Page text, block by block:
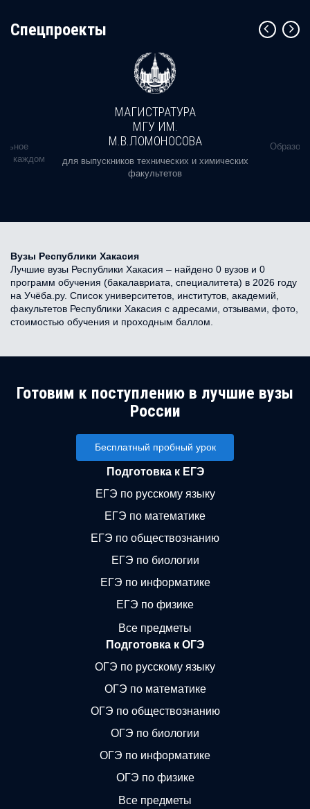
Cпецпроекты
в каждом
МАГИСТРАТУРА
МГУ ИМ.
М.В.ЛОМОНОСОВА
для выпускников технических и химических
факультетов
Вузы Республики Хакасия
Лучшие вузы Республики Хакасия – найдено 0 вузов и 0
программ обучения (бакалавриата, специалитета) в 2026 году
на Учёба.ру. Список университетов, институтов, академий,
факультетов Республики Хакасия с адресами, отзывами, фото,
стоимостью обучения и проходным баллом.
Готовим к поступлению в лучшие вузы
России
Бесплатный пробный урок
Подготовка к ЕГЭ
ЕГЭ по русскому языку
ЕГЭ по математике
ЕГЭ по обществознанию
ЕГЭ по биологии
ЕГЭ по информатике
ЕГЭ по физике
Все предметы
Подготовка к ОГЭ
ОГЭ по русскому языку
ОГЭ по математике
ОГЭ по обществознанию
ОГЭ по биологии
ОГЭ по информатике
ОГЭ по физике
Все предметы